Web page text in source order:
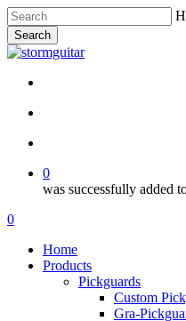
Skip
to
main
content
Search
Close
0
was successfully added
Menu
search
account
0
Home
Products
Pickguards
Custom
Gra-